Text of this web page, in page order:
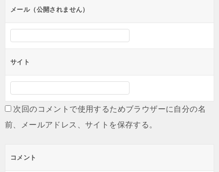
ンメール（公開されません）
サイト
次回のコメントで使用するためブラウザーに自分の名
前、メールアドレス、サイトを保存する。
コメント